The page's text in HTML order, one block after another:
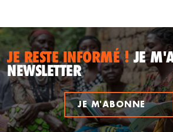
JE RESTE INFORMÉ !JE
NEWSLETTER
JE M'ABONNE